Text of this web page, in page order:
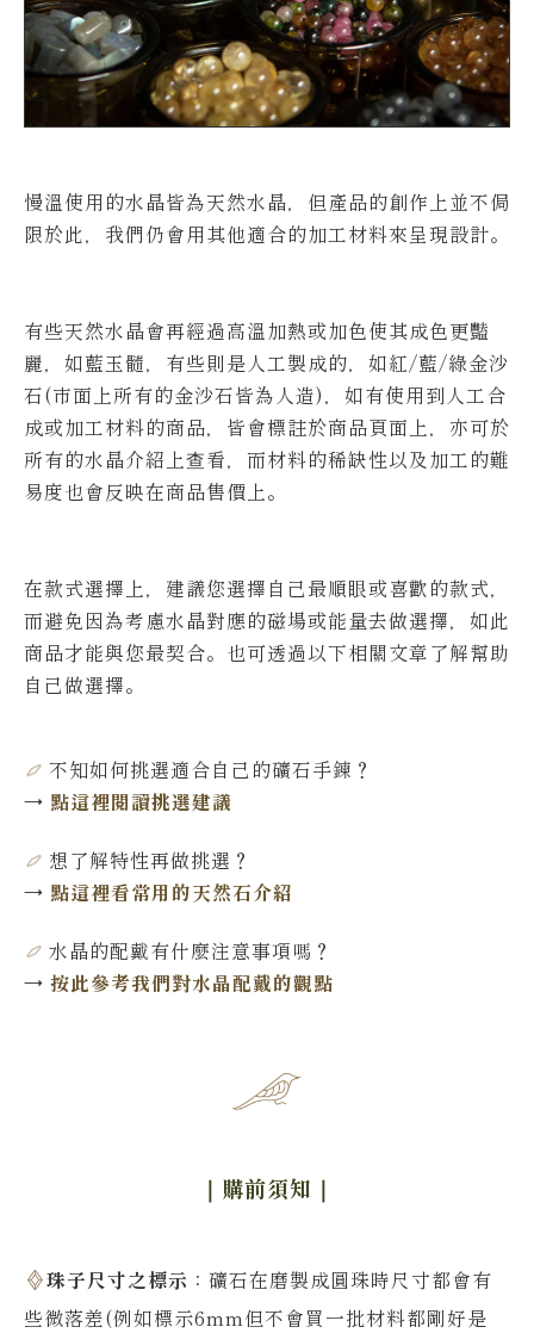
慢溫使用的水晶皆為天然水晶，但產品的創作上並不侷
限於此，我們仍會用其他適合的加工材料來呈現設計。
有些天然水晶會再經過高溫加熱或加色使其成色更豔
麗，如藍玉髓，有些則是人工製成的，如紅/藍/綠金沙
石(市面上所有的金沙石皆為人造)，如有使用到人工合
成或加工材料的商品，皆會標註於商品頁面上，亦可於
所有的水晶介紹上查看，而材料的稀缺性以及加工的難
易度也會反映在商品售價上。
在款式選擇上，建議您選擇自己最順眼或喜歡的款式，
而避免因為考慮水晶對應的磁場或能量去做選擇，如此
商品才能與您最契合。也可透過以下相關文章了解幫助
自己做選擇。
不知如何挑選適合自己的礦石手鍊 ？
→ 點這裡閱讀挑選建議
想了解特性再做挑選 ？
→ 點這裡看常用的天然石介紹
水晶的配戴有什麼注意事項嗎？
→ 按此參考我們對水晶配戴的觀點
｜購前須知 ｜
珠子尺寸之標示 ：礦石在磨製成圓珠時尺寸都會有
些微落差(例如標示6mm但不會買一批材料都剛好是